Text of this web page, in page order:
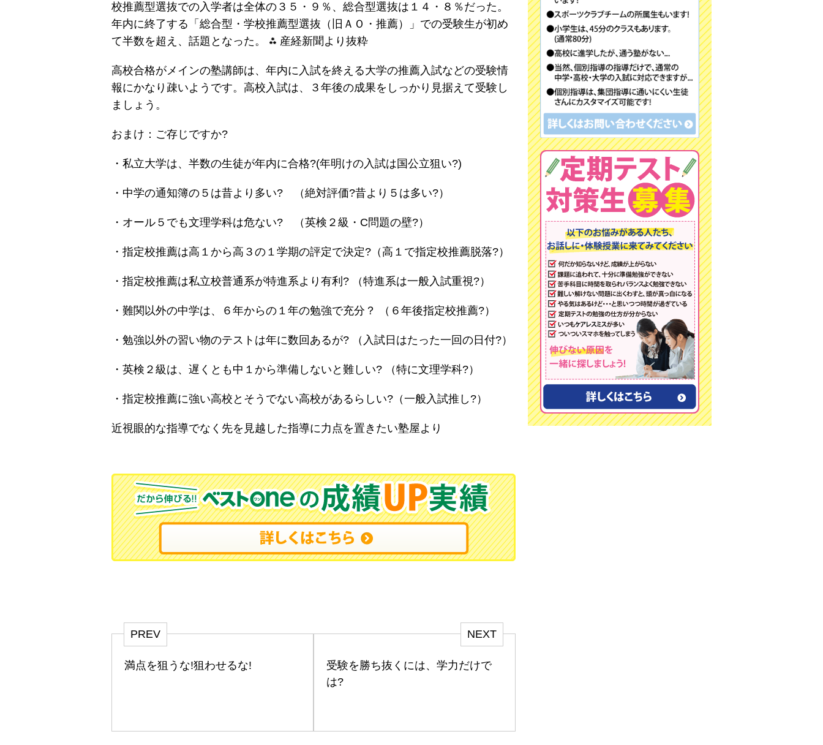
校推薦型選抜での入学者は全体の３５・９％、総合型選抜は１４・８％だった。
年内に終了する「総合型・学校推薦型選抜（旧ＡＯ・推薦）」での受験生が初め
て半数を超え、話題となった。 ⁂ 産経新聞より抜粋
高校合格がメインの塾講師は、年内に入試を終える大学の推薦入試などの受験情
報にかなり疎いようです。高校入試は、３年後の成果をしっかり見据えて受験し
ましょう。
おまけ：ご存じですか?
・私立大学は、半数の生徒が年内に合格?(年明けの入試は国公立狙い?)
・中学の通知簿の５は昔より多い? （絶対評価?昔より５は多い?）
・オール５でも文理学科は危ない? （英検２級・C問題の壁?）
・指定校推薦は高１から高３の１学期の評定で決定?（高１で指定校推薦脱落?）
・指定校推薦は私立校普通系が特進系より有利? （特進系は一般入試重視?）
・難関以外の中学は、６年からの１年の勉強で充分？ （６年後指定校推薦?）
・勉強以外の習い物のテストは年に数回あるが? （入試日はたった一回の日付?）
・英検２級は、遅くとも中１から準備しないと難しい? （特に文理学科?）
・指定校推薦に強い高校とそうでない高校があるらしい?（一般入試推し?）
近視眼的な指導でなく先を見越した指導に力点を置きたい塾屋より
PREV
満点を狙うな!狙わせるな!
NEXT
受験を勝ち抜くには、学力だけで
は?